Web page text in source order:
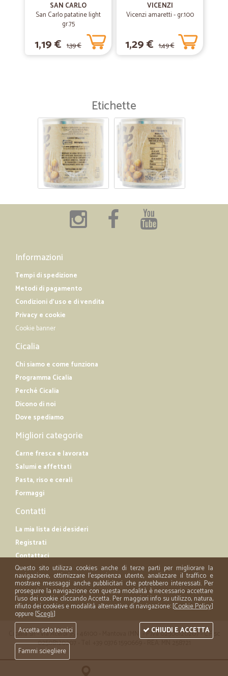
SAN CARLO
San Carlo patatine light
gr.75
1,19 € 1,39 €
VICENZI
Vicenzi amaretti - gr.100
1,29 € 1,49 €
Etichette
Informazioni
Tempi di spedizione
Metodi di pagamento
Condizioni d'uso e di vendita
Privacy e cookie
Cookie banner
Cicalia
Chi siamo e come funziona
Programma Cicalia
Perché Cicalia
Dicono di noi
Dove spediamo
Migliori categorie
Carne fresca e lavorata
Salumi e affettati
Pasta, riso e cerali
Formaggi
Contatti
La mia lista dei desideri
Registrati
Contattaci
Cicalia srl - via Acerbi 35 - 46100 - Mantova (MN) - P.iva 02508120207 - C.Fisc
02508120207 - Tel. +39 0376 1590669 - REA: MN 258721
Questo sito utilizza cookies anche di terze parti per migliorare la
navigazione, ottimizzare l'esperienza utente, analizzare il traffico e
mostrare messaggi anche pubblicitari che potrebbero interessati. Per
proseguire la navigazione con questa modalità è necessario accettare
l'uso dei cookie cliccando Accetta. Per maggiori info su utilizzo, natura,
rifiuto dei cookies e modalità alternative di navigazione: [Cookie Policy]
oppure [Scegli]
Accetta solo tecnici
Fammi sciegliere
CHIUDI E ACCETTA